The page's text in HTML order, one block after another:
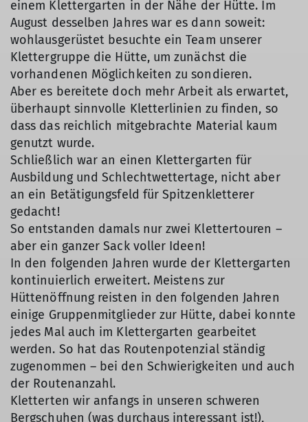
einem Klettergarten in der Nähe der Hütte. Im
August desselben Jahres war es dann soweit:
wohlausgerüstet besuchte ein Team unserer
Klettergruppe die Hütte, um zunächst die
vorhandenen Möglichkeiten zu sondieren.
Aber es bereitete doch mehr Arbeit als erwartet,
überhaupt sinnvolle Kletterlinien zu finden, so
dass das reichlich mitgebrachte Material kaum
genutzt wurde.
Schließlich war an einen Klettergarten für
Ausbildung und Schlechtwettertage, nicht aber
an ein Betätigungsfeld für Spitzenkletterer
gedacht!
So entstanden damals nur zwei Klettertouren –
aber ein ganzer Sack voller Ideen!
In den folgenden Jahren wurde der Klettergarten
kontinuierlich erweitert. Meistens zur
Hüttenöffnung reisten in den folgenden Jahren
einige Gruppenmitglieder zur Hütte, dabei konnte
jedes Mal auch im Klettergarten gearbeitet
werden. So hat das Routenpotenzial ständig
zugenommen – bei den Schwierigkeiten und auch
der Routenanzahl.
Kletterten wir anfangs in unseren schweren
Bergschuhen (was durchaus interessant ist!),